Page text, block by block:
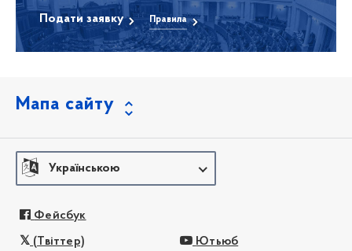
Подати заявку Правила
Мапа сайту
Українською
Фейсбук
(Твіттер) Ютьюб